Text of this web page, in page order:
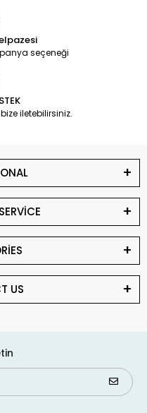
seçeneği
iletebilirsiniz.
US